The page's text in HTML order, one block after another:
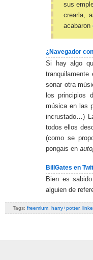
sus
crearla,
acabaron
¿Navegador
Si hay algo
sonar otra
los principios
música en las
incrustado…)
todos ellos
(como se
pongais en
BillGates en
Bien es
alguien de
Tags: freemium harry+potter,